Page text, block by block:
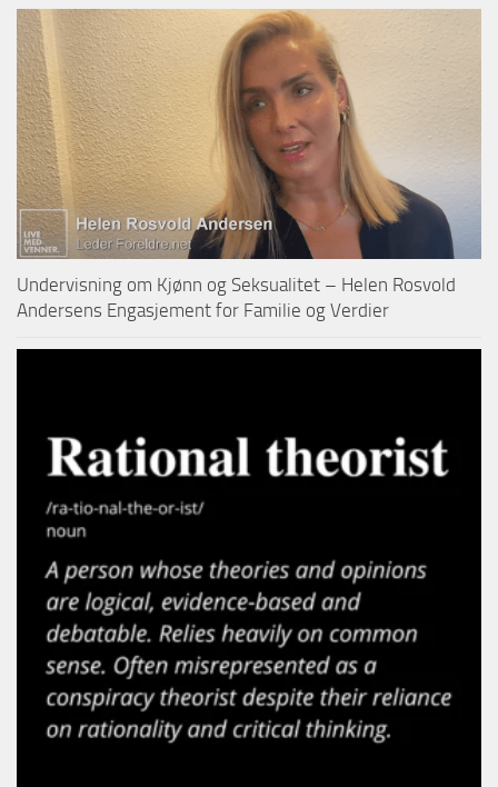
Undervisning om Kjønn og Seksualitet – Helen Rosvold
Andersens Engasjement for Familie og Verdier